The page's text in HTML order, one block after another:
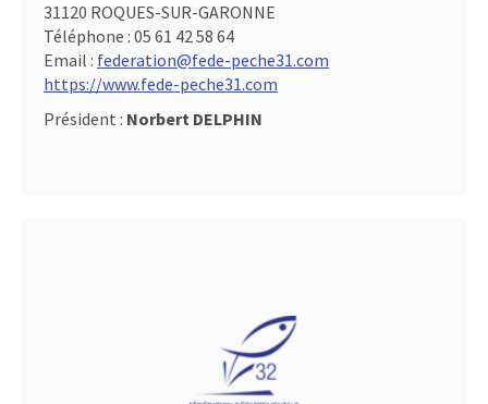
31120 ROQUES-SUR-GARONNE
Téléphone : 05 61 42 58 64
Email : federation@fede-peche31.com
https://www.fede-peche31.com
Président : Norbert DELPHIN